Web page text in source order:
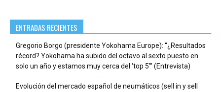
ENTRADAS RECIENTES
Gregorio Borgo (presidente Yokohama Europe): “¿Resultados
récord? Yokohama ha subido del octavo al sexto puesto en
solo un año y estamos muy cerca del ‘top 5’” (Entrevista)
Evolución del mercado español de neumáticos (sell in y sell